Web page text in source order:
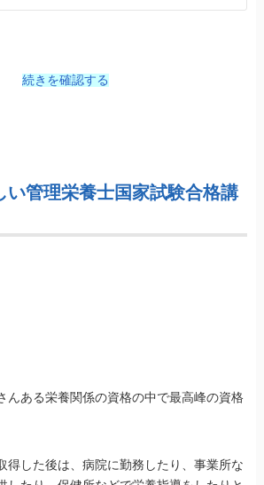
続きを確認する
い管理栄養士国家試験合格講
んある栄養関係の資格の中で最高峰の資格
得した後は、病院に勤務したり、事業所な